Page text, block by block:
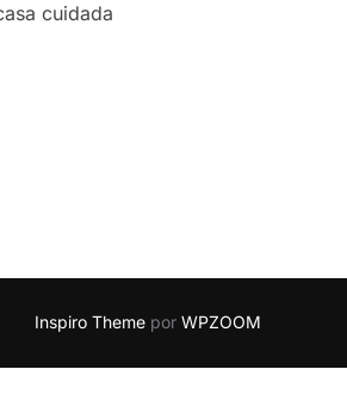
cuidada
Inspiro Theme por WPZOOM